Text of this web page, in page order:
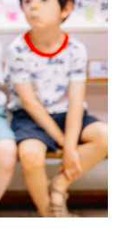
t-on?", mais je
au petit